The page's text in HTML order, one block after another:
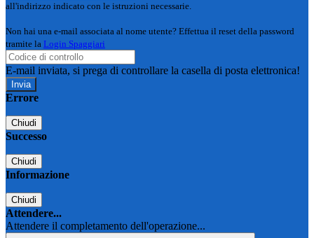
all'indirizzo indicato con le istruzioni necessarie.
Non hai una e-mail associata al nome utente? Effettua il reset della password
tramite la Login Spaggiari
E-mail inviata, si prega di controllare la casella di posta elettronica!
Errore
Chiudi
Successo
Chiudi
Informazione
Chiudi
Attendere...
Attendere il completamento dell'operazione...